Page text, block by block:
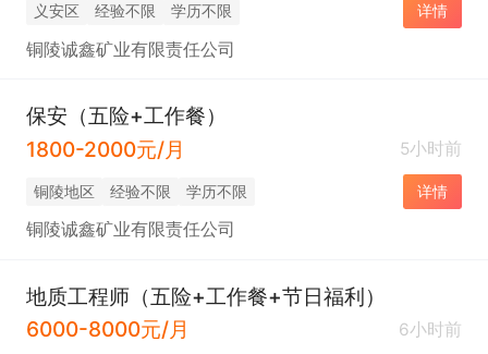
义安区 经验不限 学历不限 详情
铜陵诚鑫矿业有限责任公司
保安（五险+工作餐）
1800-2000元/月
5小时前
铜陵地区 经验不限 学历不限 详情
铜陵诚鑫矿业有限责任公司
地质工程师（五险+工作餐+节日福利）
6000-8000元/月
6小时前